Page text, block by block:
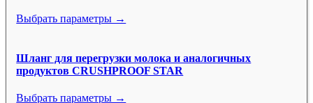
Выбрать параметры →
Шланг для перегрузки молока и аналогичных
продуктов CRUSHPROOF STAR
Выбрать параметры →